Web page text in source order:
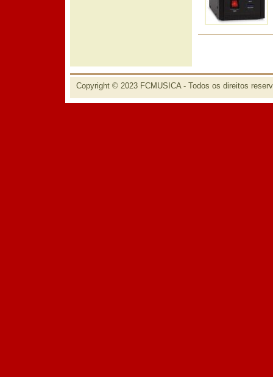
Copyright © 2023 FCMUSICA - Todos os direitos